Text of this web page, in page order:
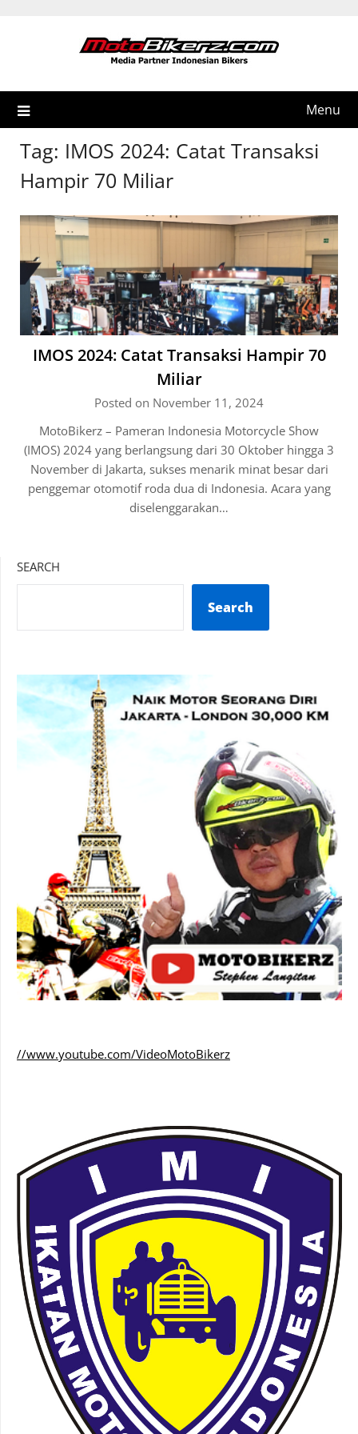
Menu
Tag: IMOS 2024: Catat Transaksi
Hampir 70 Miliar
IMOS 2024: Catat Transaksi Hampir 70
Miliar
Posted on November 11, 2024
MotoBikerz – Pameran Indonesia Motorcycle Show
(IMOS) 2024 yang berlangsung dari 30 Oktober hingga 3
November di Jakarta, sukses menarik minat besar dari
penggemar otomotif roda dua di Indonesia. Acara yang
diselenggarakan…
SEARCH
Search
//www.youtube.com/VideoMotoBikerz